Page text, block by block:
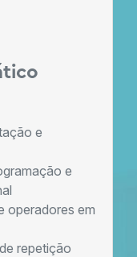
e
e
operadores em
repetição